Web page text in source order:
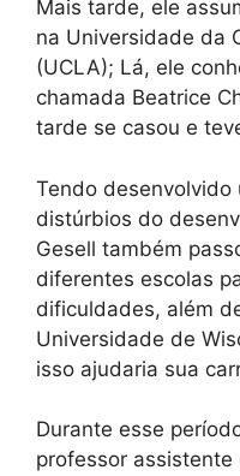
Mais tarde, ele
na Universidade da
(UCLA); Lá, ele
chamada Beatrice
tarde se casou e
Tendo desenvolvido
distúrbios do
Gesell também
diferentes escolas
dificuldades, além
Universidade de
isso ajudaria sua
Durante esse
professor assistente